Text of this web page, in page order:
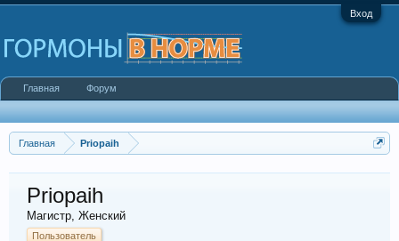
Вход
Главная Priopaih
Priopaih
Магистр, Женский
Пользователь
Главная Форум